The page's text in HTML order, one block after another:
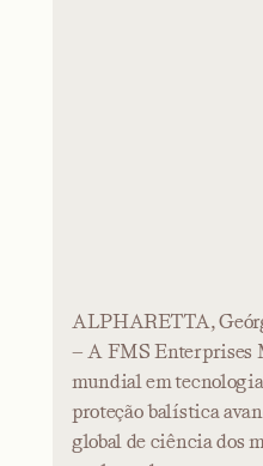
ALPHARETTA,
— A FMS Enterprises
mundial em
proteção balística
global de ciência dos